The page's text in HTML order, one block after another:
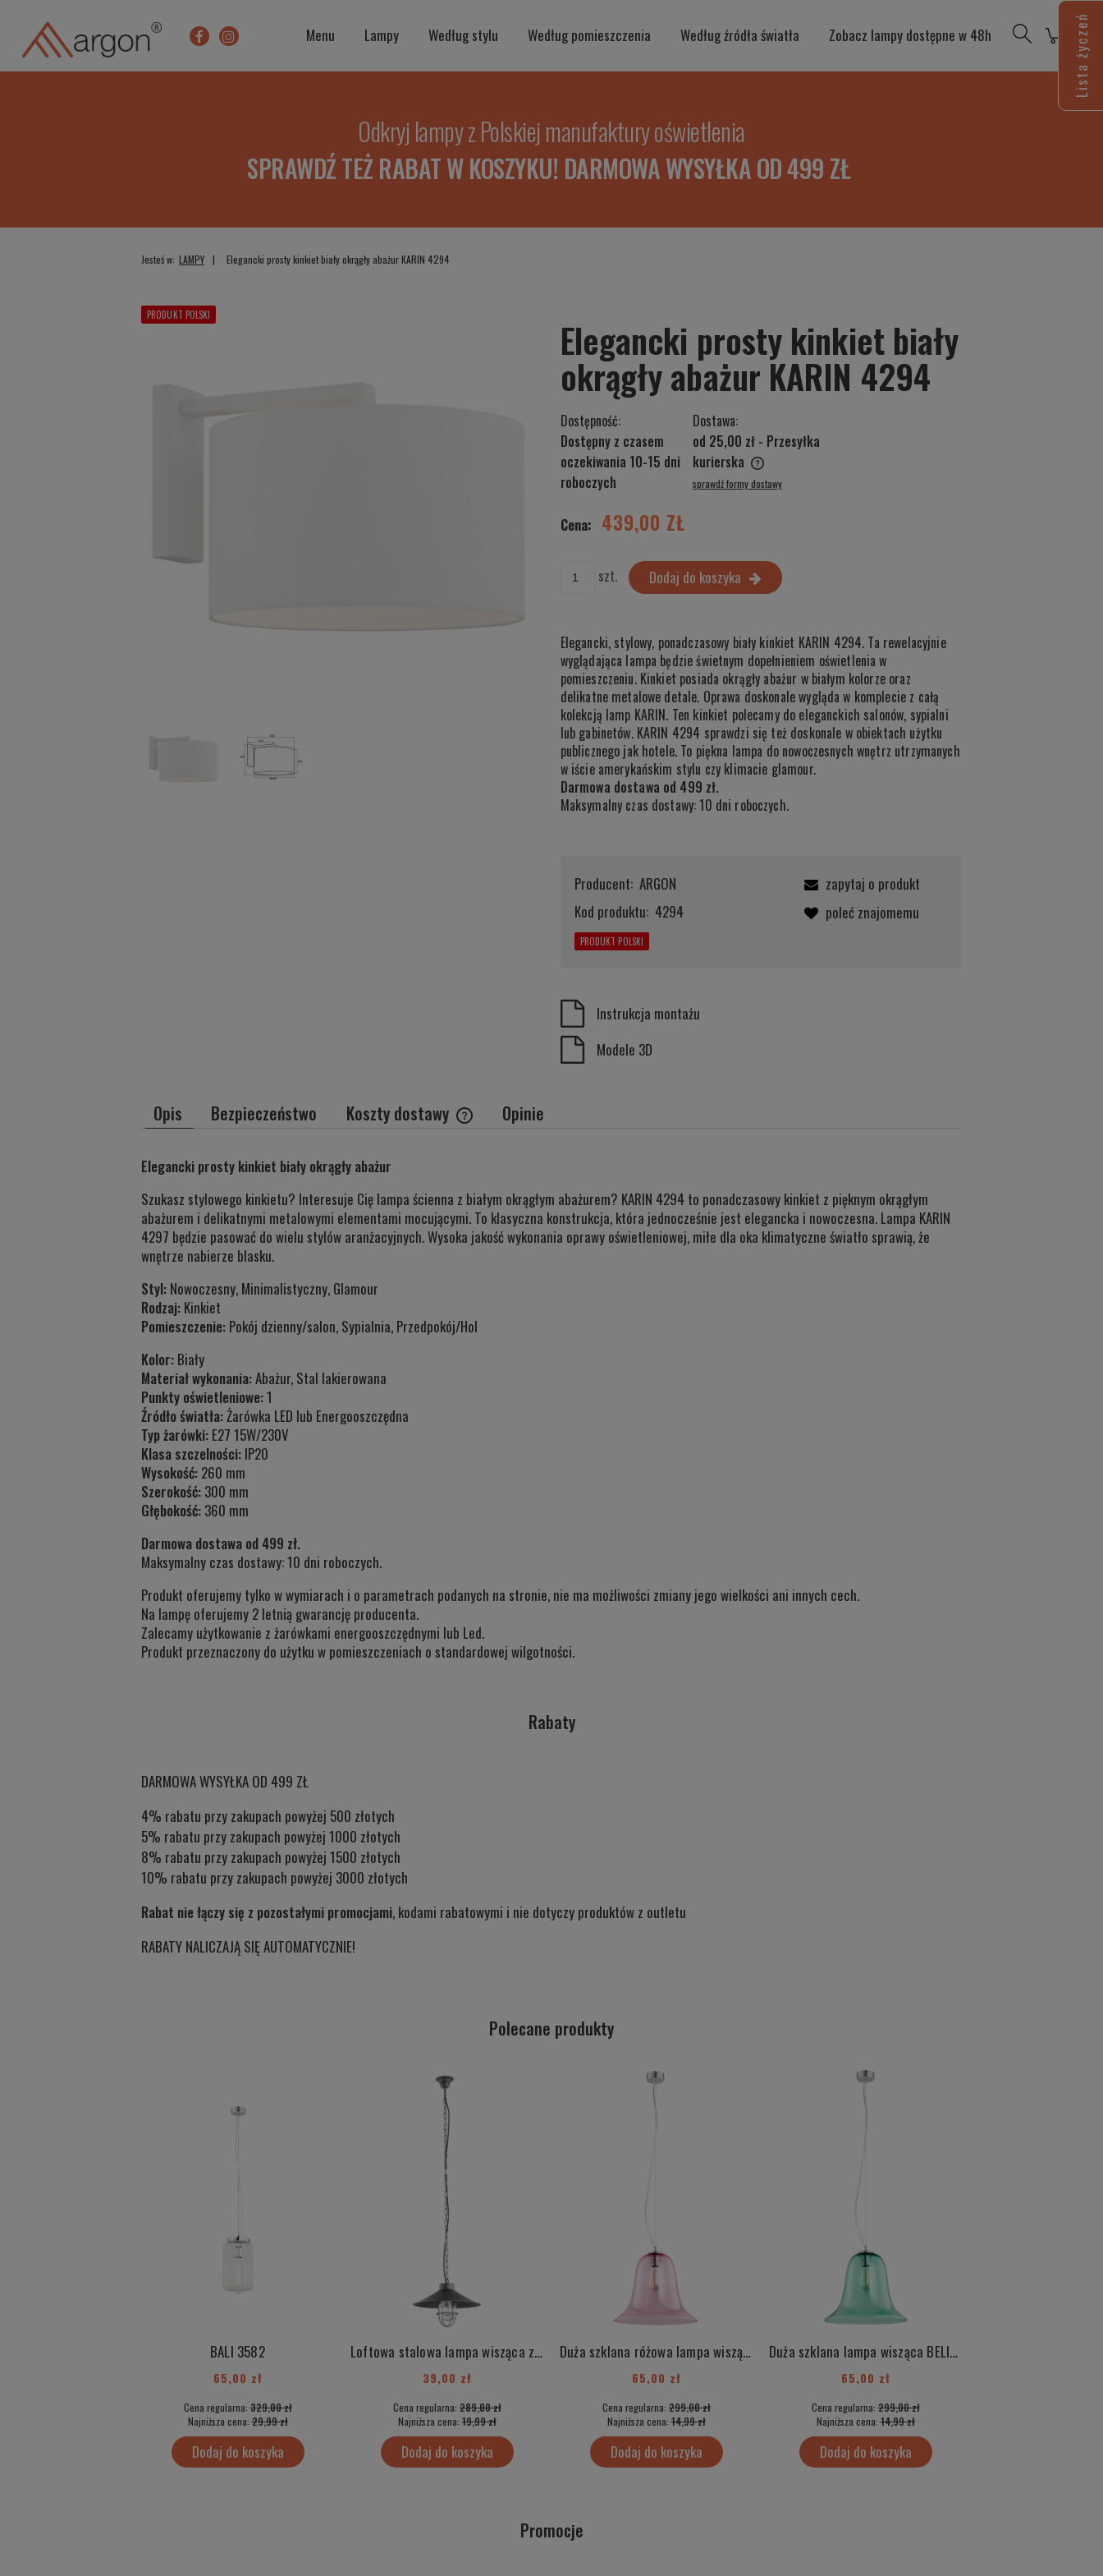
Menu Lampy Według stylu Według pomieszczenia Według źródła światła Zobacz lampy dostępne w 48h
Odkryj lampy z Polskiej manufaktury oświetlenia
SPRAWDŹ TEŻ RABAT W KOSZYKU! DARMOWA WYSYŁKA OD 499 ZŁ
Jesteś w: LAMPY Elegancki prosty kinkiet biały okrągły abażur KARIN 4294
PRODUKT POLSKI Elegancki prosty kinkiet biały
okrągły abażur KARIN 4294
Dostępność:
Dostępny z czasem
oczekiwania 10-15 dni
roboczych
Dostawa:
od 25,00 zł - Przesyłka
kurierska
płatności
sprawdź formy dostawy
Cena: 439,00 ZŁ
szt. Dodaj do koszyka
Elegancki, stylowy, ponadczasowy biały kinkiet KARIN 4294. Ta rewelacyjnie
wyglądająca lampa będzie świetnym dopełnieniem oświetlenia w
pomieszczeniu. Kinkiet posiada okrągły abażur w białym kolorze oraz
delikatne metalowe detale. Oprawa doskonale wygląda w komplecie z całą
kolekcją lamp KARIN. Ten kinkiet polecamy do eleganckich salonów, sypialni
lub gabinetów. KARIN 4294 sprawdzi się też doskonale w obiektach użytku
publicznego jak hotele. To piękna lampa do nowoczesnych wnętrz utrzymanych
w iście amerykańskim stylu czy klimacie glamour.
Darmowa dostawa od 499 zł.
Maksymalny czas dostawy: 10 dni roboczych.
Producent: ARGON
Kod produktu: 4294
PRODUKT POLSKI
zapytaj o produkt
poleć znajomemu
Instrukcja montażu
Modele 3D
Opis Bezpieczeństwo Koszty dostawy Opinie
Elegancki prosty kinkiet biały okrągły abażur
Szukasz stylowego kinkietu? Interesuje Cię lampa ścienna z białym okrągłym abażurem? KARIN 4294 to ponadczasowy kinkiet z pięknym okrągłym
abażurem i delikatnymi metalowymi elementami mocującymi. To klasyczna konstrukcja, która jednocześnie jest elegancka i nowoczesna. Lampa KARIN
4297 będzie pasować do wielu stylów aranżacyjnych. Wysoka jakość wykonania oprawy oświetleniowej, miłe dla oka klimatyczne światło sprawią, że
wnętrze nabierze blasku.
Styl: Nowoczesny, Minimalistyczny, Glamour
Rodzaj: Kinkiet
Pomieszczenie: Pokój dzienny/salon, Sypialnia, Przedpokój/Hol
Kolor: Biały
Materiał wykonania:Abażur, Stal lakierowana
Punkty oświetleniowe:1
Źródło światła:Żarówka LED lub Energooszczędna
Typ żarówki: E27 15W/230V
Klasa szczelności: IP20
Wysokość: 260 mm
Szerokość: 300 mm
Głębokość: 360 mm
Darmowa dostawa od 499 zł.
Maksymalny czas dostawy: 10 dni roboczych.
Produkt oferujemy tylko w wymiarach i o parametrach podanych na stronie, nie ma możliwości zmiany jego wielkości ani innych cech.
Na lampę oferujemy 2 letnią gwarancję producenta.
Zalecamy użytkowanie z żarówkami energooszczędnymi lub Led.
Produkt przeznaczony do użytku w pomieszczeniach o standardowej wilgotności.
Rabaty
DARMOWA WYSYŁKA OD 499 ZŁ
4% rabatu przy zakupach powyżej 500 złotych
5% rabatu przy zakupach powyżej 1000 złotych
8% rabatu przy zakupach powyżej 1500 złotych
10% rabatu przy zakupach powyżej 3000 złotych
Rabat nie łączy się z pozostałymi promocjami, kodami rabatowymi i nie dotyczy produktów z outletu
RABATY NALICZAJĄ SIĘ AUTOMATYCZNIE!
Polecane produkty
BALI 3582
65,00 zł
Cena regularna:329,00 zł
Najniższa cena:29,99 zł
Dodaj do koszyka
Loftowa stalowa lampa wisząca z elementami chrom industrialna ITAKA 3729
39,00 zł
Cena regularna:289,00 zł
Najniższa cena:19,99 zł
Dodaj do koszyka
Duża szklana różowa lampa wisząca BELIZE 3714
65,00 zł
Cena regularna:299,00 zł
Najniższa cena:14,99 zł
Dodaj do koszyka
Duża szklana lampa wisząca BELIZE 3713
65,00 zł
Cena regularna:299,00 zł
Najniższa cena:14,99 zł
Dodaj do koszyka
Promocje
Lista życzeń